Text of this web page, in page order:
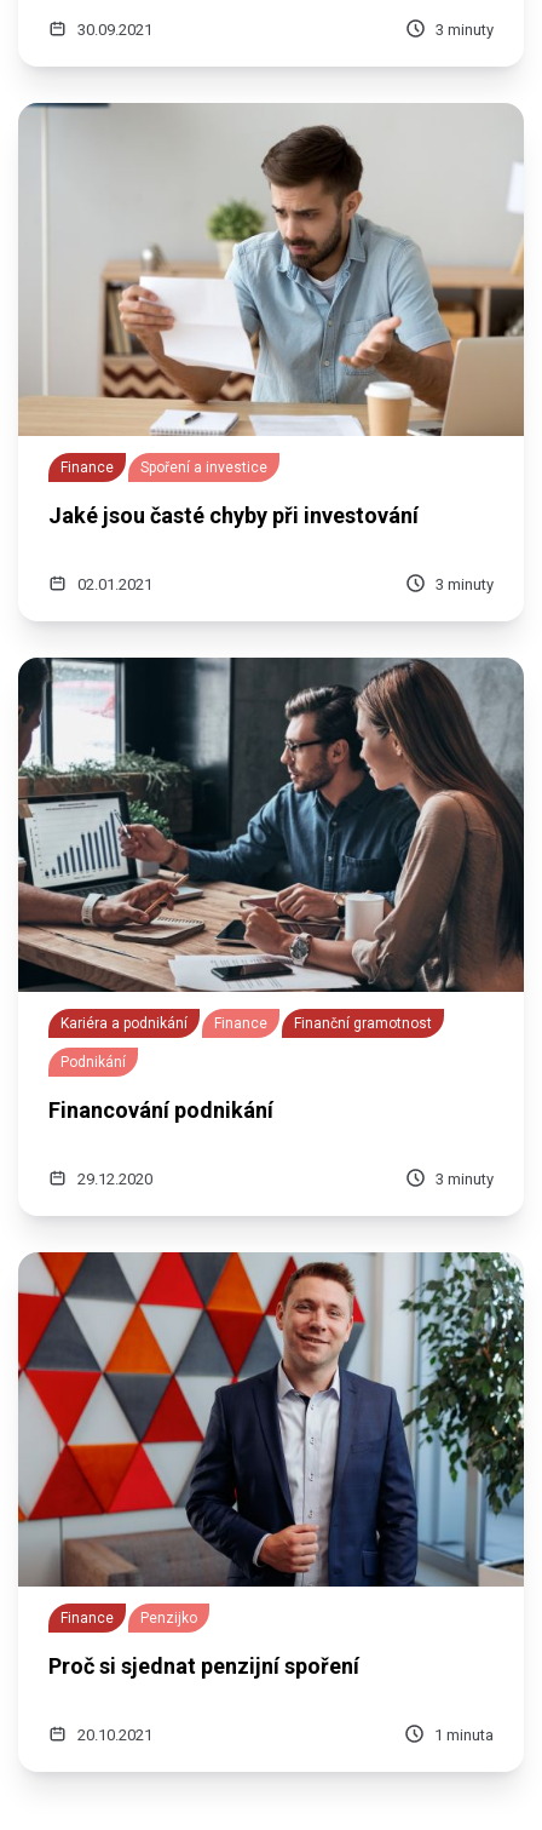
30.09.2021 3 minuty
Finance Spoření a investice
Jaké jsou časté chyby při investování
02.01.2021 3 minuty
Kariéra a podnikání Finance Finanční gramotnost
Podnikání
Financování podnikání
29.12.2020 3 minuty
Finance Penzijko
Proč si sjednat penzijní spoření
20.10.2021 1 minuta